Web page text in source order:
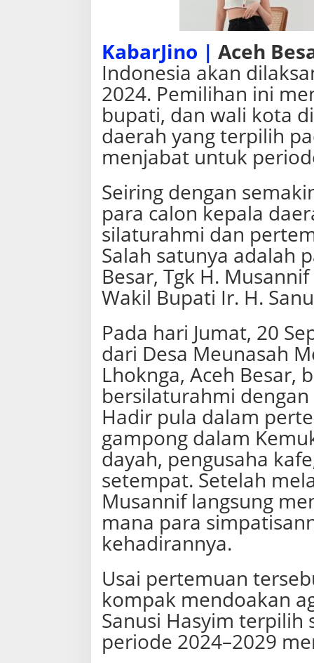
a
t
R
k
a
m
J
j
a
k
C
o
n
P
e
m
p
i
KabarJino | Aceh
Indonesia akan
2024. Pemilihan ini
bupati, dan wali kota
daerah yang terpilih
menjabat untuk
Seiring dengan
para calon kepala
silaturahmi dan
Salah satunya adalah
Besar, Tgk H.
Wakil Bupati Ir. H.
Pada hari Jumat, 20
dari Desa Meunasah
Lhoknga, Aceh Besar,
bersilaturahmi
Hadir pula dalam
gampong dalam
dayah, pengusaha
setempat. Setelah
Musannif langsung
mana para
kehadirannya.
Usai pertemuan
kompak mendoakan
Sanusi Hasyim terpilih
periode 2024–2029